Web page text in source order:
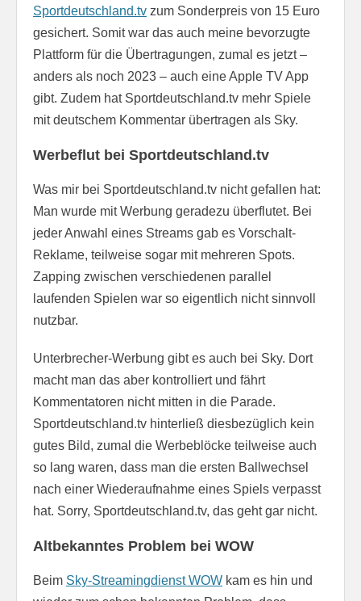
Sportdeutschland.tv zum Sonderpreis von 15 Euro
gesichert. Somit war das auch meine bevorzugte
Plattform für die Übertragungen, zumal es jetzt –
anders als noch 2023 – auch eine Apple TV App
gibt. Zudem hat Sportdeutschland.tv mehr Spiele
mit deutschem Kommentar übertragen als Sky.
Werbeflut bei Sportdeutschland.tv
Was mir bei Sportdeutschland.tv nicht gefallen hat:
Man wurde mit Werbung geradezu überflutet. Bei
jeder Anwahl eines Streams gab es Vorschalt-
Reklame, teilweise sogar mit mehreren Spots.
Zapping zwischen verschiedenen parallel
laufenden Spielen war so eigentlich nicht sinnvoll
nutzbar.
Unterbrecher-Werbung gibt es auch bei Sky. Dort
macht man das aber kontrolliert und fährt
Kommentatoren nicht mitten in die Parade.
Sportdeutschland.tv hinterließ diesbezüglich kein
gutes Bild, zumal die Werbeblöcke teilweise auch
so lang waren, dass man die ersten Ballwechsel
nach einer Wiederaufnahme eines Spiels verpasst
hat. Sorry, Sportdeutschland.tv, das geht gar nicht.
Altbekanntes Problem bei WOW
Beim Sky-Streamingdienst WOW kam es hin und